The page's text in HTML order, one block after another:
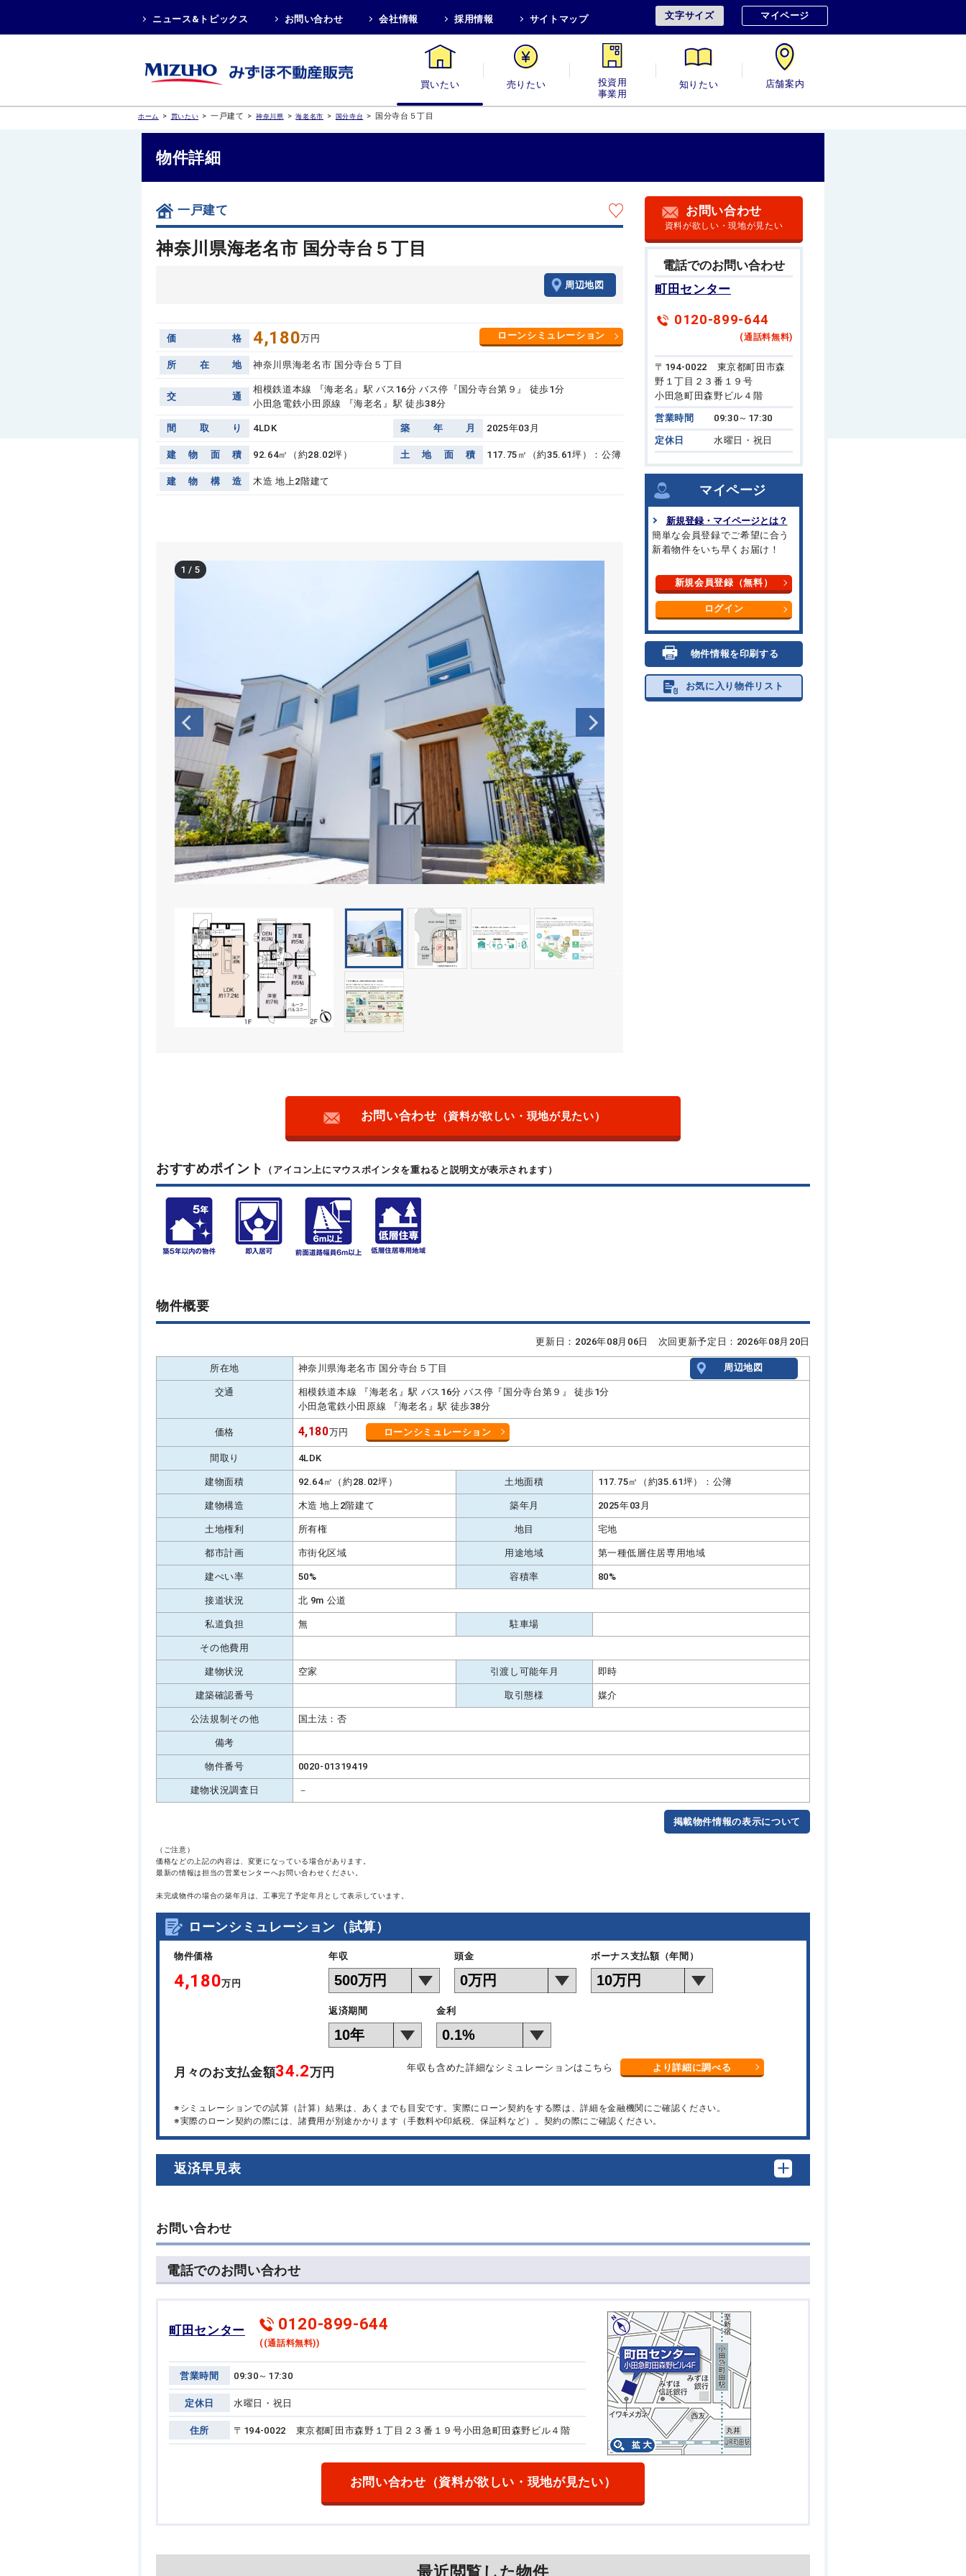
ニュース&トピックス お問い合わせ 会社情報 採用情報 サイトマップ 文字サイズ マイページ
買いたい 売りたい 投資用・事業用 知りたい 店舗案内
ホーム > 買いたい > 一戸建て > 神奈川県 > 海老名市 > 国分寺台 > 国分寺台５丁目
物件詳細
一戸建て
神奈川県海老名市 国分寺台５丁目
周辺地図
価 格 4,180万円 ローンシミュレーション
所 在 地 神奈川県海老名市 国分寺台５丁目
交 通
相模鉄道本線 『海老名』駅 バス16分 バス停『国分寺台第９』 徒歩1分
小田急電鉄小田原線 『海老名』駅 徒歩38分
間 取 り 4LDK 築 年 月 2025年03月
建 物 面 積 92.64㎡（約28.02坪） 土 地 面 積 117.75㎡（約35.61坪）：公簿
建 物 構 造 木造 地上2階建て
1 /5
お問い合わせ
資料が欲しい・現地が見たい
電話でのお問い合わせ
町田センター
0120-899-644
(通話料無料)
〒194-0022 東京都町田市森
野１丁目２３番１９号
小田急町田森野ビル４階
営業時間 09:30～17:30
定休日 水曜日・祝日
マイページ
新規登録・マイページとは？
簡単な会員登録でご希望に合う
新着物件をいち早くお届け！
新規会員登録（無料）
ログイン
物件情報を印刷する
お気に入り物件リスト
お問い合わせ （資料が欲しい・現地が見たい）
おすすめポイント （アイコン上にマウスポインタを重ねると説明文が表示されます）
物件概要
更新日：2026年08月06日 次回更新予定日：2026年08月20日
所在地 神奈川県海老名市 国分寺台５丁目 周辺地図
交通
相模鉄道本線 『海老名』駅 バス16分 バス停『国分寺台第９』 徒歩1分
小田急電鉄小田原線 『海老名』駅 徒歩38分
価格 4,180万円 ローンシミュレーション
間取り 4LDK
建物面積 92.64㎡（約28.02坪） 土地面積 117.75㎡（約35.61坪）：公簿
建物構造 木造 地上2階建て 築年月 2025年03月
土地権利 所有権 地目 宅地
都市計画 市街化区域 用途地域 第一種低層住居専用地域
建ぺい率 50% 容積率 80%
接道状況 北 9m 公道
私道負担 無 駐車場
その他費用
建物状況 空家 引渡し可能年月 即時
建築確認番号 取引態様 媒介
公法規制その他 国土法：否
備考
物件番号 0020-01319419
建物状況調査日 －
掲載物件情報の表示について
（ご注意）
価格などの上記の内容は、変更になっている場合があります。
最新の情報は担当の営業センターへお問い合わせください。
未完成物件の場合の築年月は、工事完了予定年月として表示しています。
ローンシミュレーション（試算）
物件価格
4,180万円
年収 頭金 ボーナス支払額（年間）
返済期間 金利
月々のお支払金額34.2万円 年収も含めた詳細なシミュレーションはこちら より詳細に調べる
※シミュレーションでの試算（計算）結果は、あくまでも目安です。実際にローン契約をする際は、詳細を金融機関にご確認ください。
※実際のローン契約の際には、諸費用が別途かかります（手数料や印紙税、保証料など）。契約の際にご確認ください。
返済早見表
お問い合わせ
電話でのお問い合わせ
町田センター 0120-899-644
((通話料無料))
営業時間 09:30～17:30
定休日 水曜日・祝日
住所 〒194-0022 東京都町田市森野１丁目２３番１９号小田急町田森野ビル４階
お問い合わせ （資料が欲しい・現地が見たい）
最近閲覧した物件